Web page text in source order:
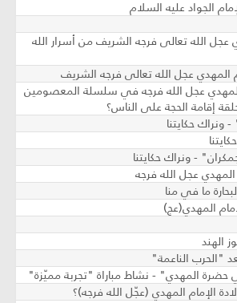
الجواد عليه السلام
عجل الله تعالى فرجه الشريف من أسرار الله
المهدي عجل الله تعالى فرجه الشريف
المهدي عجل الله فرجه في سلسلة المعصومين
إقامة الحجة على الناس؟
حكايتنا
- ونراك حكايتنا
عجل الله فرجه
ما في منا
المهدي(عج)
الهند
"الحرب الناعمة"
المهدي" - نشاط مباراة "تجربة مميّزة"
الإمام المهدي (عجّل الله فرجه)؟